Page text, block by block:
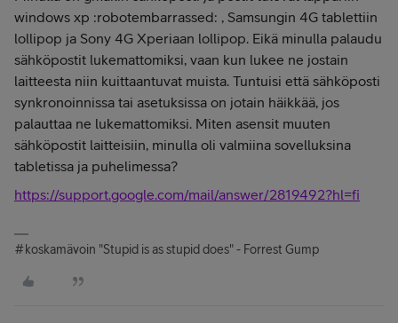
windows xp :robotembarrassed: , Samsungin 4G tablettiin
lollipop ja Sony 4G Xperiaan lollipop. Eikä minulla palaudu
sähköpostit lukemattomiksi, vaan kun lukee ne jostain
laitteesta niin kuittaantuvat muista. Tuntuisi että sähköposti
synkronoinnissa tai asetuksissa on jotain häikkää, jos
palauttaa ne lukemattomiksi. Miten asensit muuten
sähköpostit laitteisiin, minulla oli valmiina sovelluksina
tabletissa ja puhelimessa?
https://support.google.com/mail/answer/2819492?hl=fi
#koskamävoin "Stupid is as stupid does" - Forrest Gump